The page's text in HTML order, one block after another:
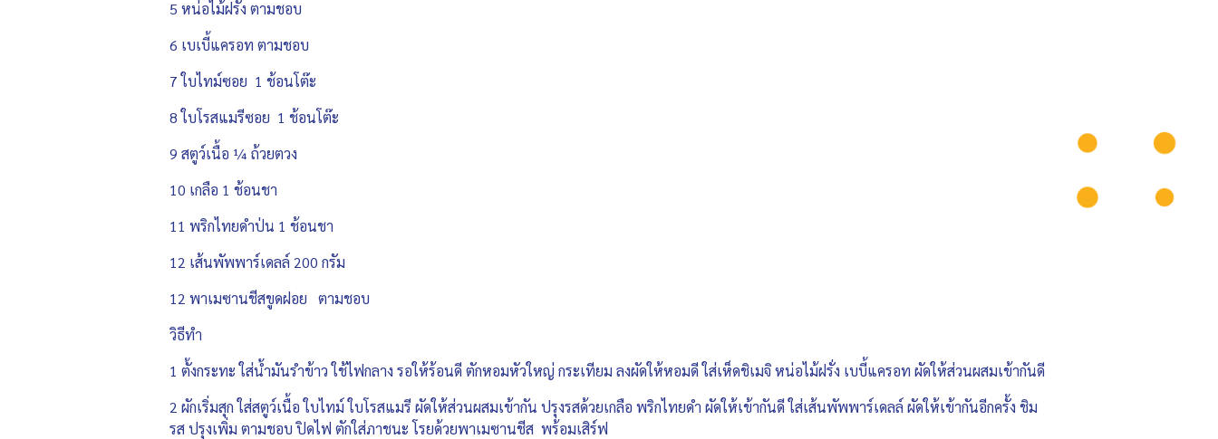
5 หน่อไม้ฝรั่ง ตามชอบ
6 เบเบี้แครอท ตามชอบ
7 ใบไทม์ซอย 1 ช้อนโต๊ะ
8 ใบโรสแมรีซอย 1 ช้อนโต๊ะ
9 สตูว์เนื้อ ¼ ถ้วยตวง
10 เกลือ 1 ช้อนชา
11 พริกไทยดำป่น 1 ช้อนชา
12 เส้นพัพพาร์เดลล์ 200 กรัม
12 พาเมซานชีสขูดฝอย ตามชอบ
วิธีทำ
1 ตั้งกระทะ ใส่น้ำมันรำข้าว ใช้ไฟกลาง รอให้ร้อนดี ตักหอมหัวใหญ่ กระเทียม ลงผัดให้หอมดี ใส่เห็ดชิเมจิ หน่อไม้ฝรั่ง เบบี้แครอท ผัดให้ส่วนผสมเข้ากันดี
2 ผักเริ่มสุก ใส่สตูว์เนื้อ ใบไทม์ ใบโรสแมรี ผัดให้ส่วนผสมเข้ากัน ปรุงรสด้วยเกลือ พริกไทยดำ ผัดให้เข้ากันดี ใส่เส้นพัพพาร์เดลล์ ผัดให้เข้ากันอีกครั้ง ชิม
รส ปรุงเพิ่ม ตามชอบ ปิดไฟ ตักใส่ภาชนะ โรยด้วยพาเมซานชีส พร้อมเสิร์ฟ